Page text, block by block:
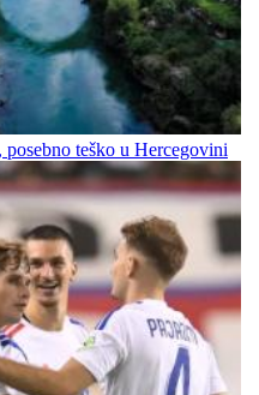
teško u Hercegovini